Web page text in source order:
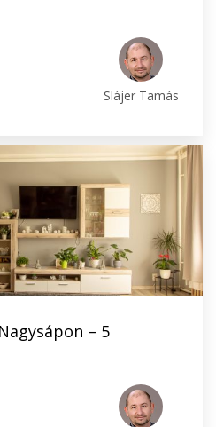
Slájer Tamás
– 5